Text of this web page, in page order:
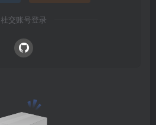
社交账号登录